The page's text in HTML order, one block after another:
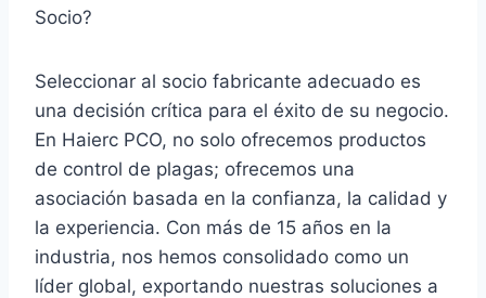
Socio?
Seleccionar al socio fabricante adecuado es
una decisión crítica para el éxito de su negocio.
En Haierc PCO, no solo ofrecemos productos
de control de plagas; ofrecemos una
asociación basada en la confianza, la calidad y
la experiencia. Con más de 15 años en la
industria, nos hemos consolidado como un
líder global, exportando nuestras soluciones a